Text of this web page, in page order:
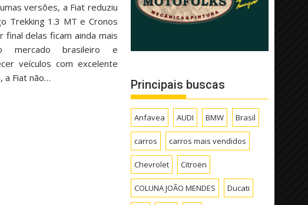
versões, a Fiat reduziu
Trekking 1.3 MT e Cronos
final delas ficam ainda mais
mercado brasileiro e
veículos com excelente
a Fiat não…
Principais buscas
Anfavea AUDI BMW Brasil
carros carros mais vendidos
Chevrolet Citroën
COLUNA JOÃO MENDES Ducati